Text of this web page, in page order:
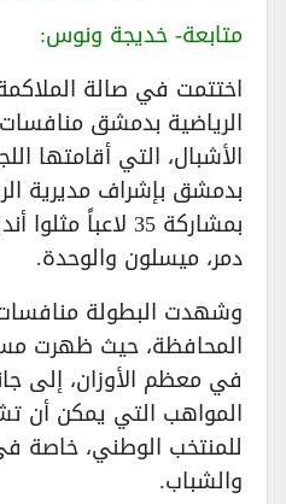
متابعة- خديجة ونوس:
اختتمت في صالة الملاكمة
الرياضية بدمشق
الأشبال، التي أقامتها
بدمشق بإشراف مديرية
بمشاركة 35 لاعباً
دمر، ميسلون والوحدة.
وشهدت البطولة منافسات
المحافظة، حيث ظهرت
في معظم الأوزان، إلى
المواهب التي يمكن أن
للمنتخب الوطني، خاصة
والشباب.